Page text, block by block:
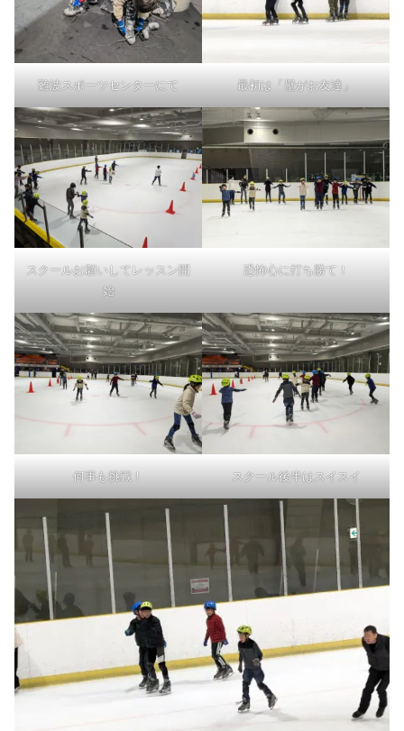
難波スポーツセンターにて 最初は「壁がお友達」
スクールお願いしてレッスン開
始
恐怖心に打ち勝て！
何事も挑戦！ スクール後半はスイスイ